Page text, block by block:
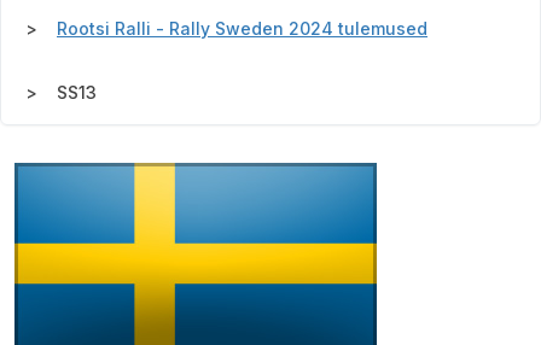
Rootsi Ralli - Rally Sweden 2024 tulemused
SS13